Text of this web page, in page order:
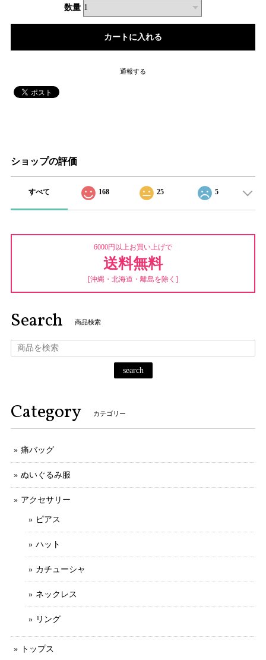
数量
通報する
ショップの評価
すべて 168 25 5
6000円以上お買い上げで
送料無料
[沖縄・北海道・離島を除く]
Search 商品検索
search
Category カテゴリー
痛バッグ
ぬいぐるみ服
アクセサリー
ピアス
ハット
カチューシャ
ネックレス
リング
トップス